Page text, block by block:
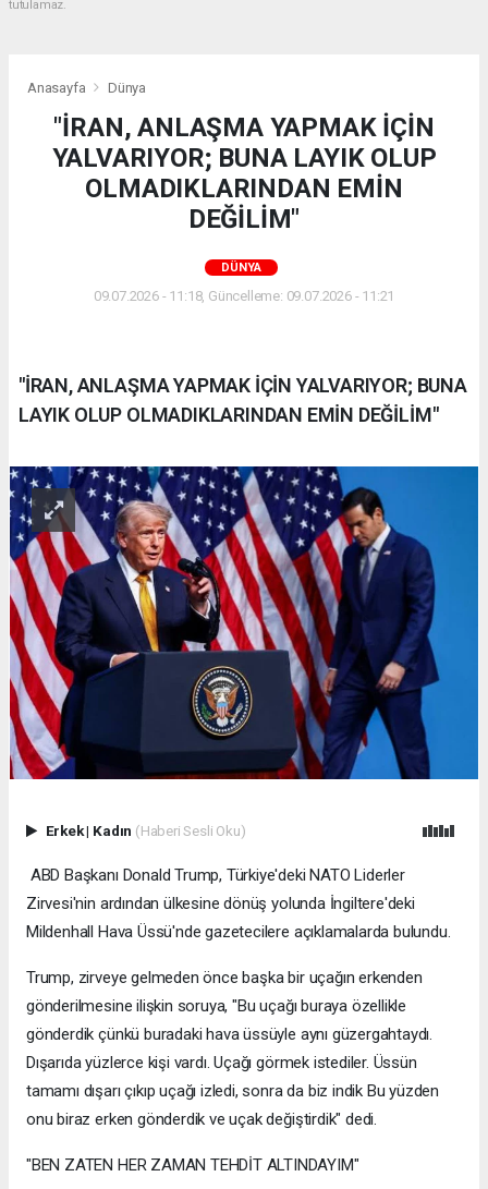
tutulamaz.
Anasayfa Dünya
"İRAN, ANLAŞMA YAPMAK İÇİN
YALVARIYOR; BUNA LAYIK OLUP
OLMADIKLARINDAN EMİN
DEĞİLİM"
DÜNYA
09.07.2026 - 11:18, Güncelleme: 09.07.2026 - 11:21
"İRAN, ANLAŞMA YAPMAK İÇİN YALVARIYOR; BUNA
LAYIK OLUP OLMADIKLARINDAN EMİN DEĞİLİM"
Erkek| Kadın (Haberi Sesli Oku)
ABD Başkanı Donald Trump, Türkiye'deki NATO Liderler
Zirvesi'nin ardından ülkesine dönüş yolunda İngiltere'deki
Mildenhall Hava Üssü'nde gazetecilere açıklamalarda bulundu.
Trump, zirveye gelmeden önce başka bir uçağın erkenden
gönderilmesine ilişkin soruya, "Bu uçağı buraya özellikle
gönderdik çünkü buradaki hava üssüyle aynı güzergahtaydı.
Dışarıda yüzlerce kişi vardı. Uçağı görmek istediler. Üssün
tamamı dışarı çıkıp uçağı izledi, sonra da biz indik Bu yüzden
onu biraz erken gönderdik ve uçak değiştirdik" dedi.
"BEN ZATEN HER ZAMAN TEHDİT ALTINDAYIM"